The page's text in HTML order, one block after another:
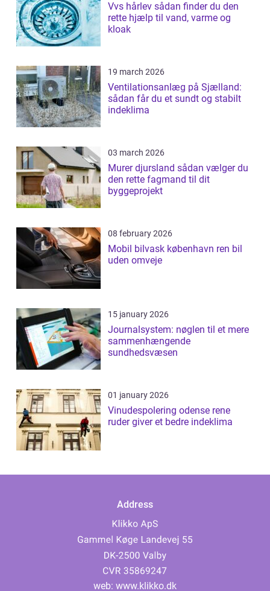
Vvs hårlev sådan finder du den
rette hjælp til vand, varme og
kloak
19 march 2026
Ventilationsanlæg på Sjælland:
sådan får du et sundt og stabilt
indeklima
03 march 2026
Murer djursland sådan vælger du
den rette fagmand til dit
byggeprojekt
08 february 2026
Mobil bilvask københavn ren bil
uden omveje
15 january 2026
Journalsystem: nøglen til et mere
sammenhængende
sundhedsvæsen
01 january 2026
Vinudespolering odense rene
ruder giver et bedre indeklima
Address
web: www.klikko.dk